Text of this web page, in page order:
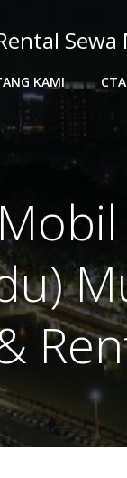
KAMI CTA